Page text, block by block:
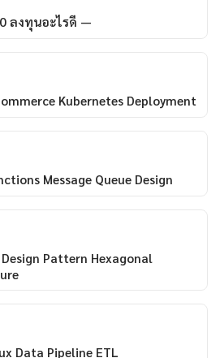
ลงทุนอะไรดี —
Kubernetes Deployment
Message Queue Design
Pattern Hexagonal
Data Pipeline ETL